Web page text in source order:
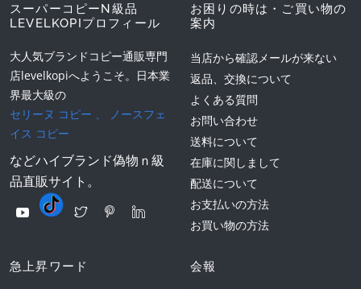
スーパーコピーN級品
LEVELKOPIプロフィール
大人気ブランドコピー通販専門
店levelkopiへようこそ。日本業
界最大級の
セリーヌ コピー
ノースフェ
イス コピー
などハイブランド偽物ｎ級
品直販サイト。
お困りの時は・ご買い物の
案内
当店から確認メールが来ない
返品、交換について
よくある質問
お問い合わせ
送料について
在庫に関しまして
配送について
お支払いの方法
お買い物の方法
急上昇ワード 会報